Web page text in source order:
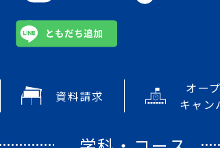
資料請求
オー
キャン